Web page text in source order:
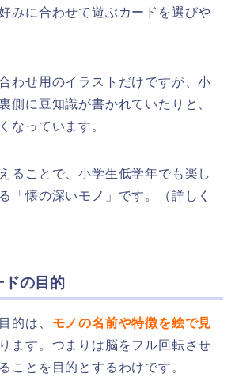
みに合わせて遊ぶカードを選びや
わせ用のイラストだけですが、小
側に豆知識が書かれていたりと、
なっています。
ることで、小学生低学年でも楽し
「懐の深いモノ」です。（詳しく
ドの目的
的は、 モノの名前や特徴を絵で見
ます。つまりは脳をフル回転させ
ことを目的とするわけです。